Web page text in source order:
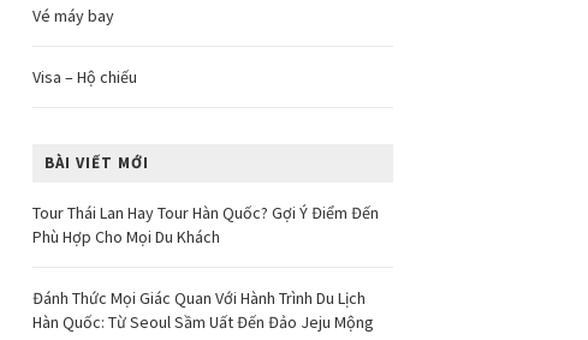
Vé máy bay
Visa – Hộ chiếu
BÀI VIẾT MỚI
Tour Thái Lan Hay Tour Hàn Quốc? Gợi Ý Điểm Đến
Phù Hợp Cho Mọi Du Khách
Đánh Thức Mọi Giác Quan Với Hành Trình Du Lịch
Hàn Quốc: Từ Seoul Sầm Uất Đến Đảo Jeju Mộng